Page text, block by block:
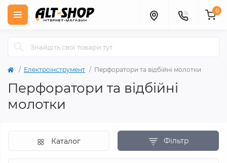
0
Електроінструмент Перфоратори та відбійні молотки
Перфоратори та відбійні
молотки
Фільтр
Каталог